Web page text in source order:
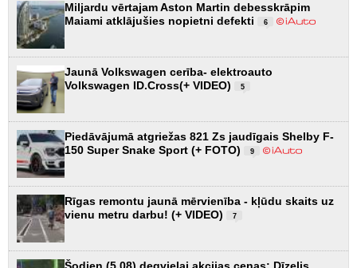
Miljardu vērtajam Aston Martin debesskrāpim
Maiami atklājušies nopietni defekti
6
Jaunā Volkswagen cerība- elektroauto
Volkswagen ID.Cross(+ VIDEO)
5
Piedāvājumā atgriežas 821 Zs jaudīgais Shelby F-
150 Super Snake Sport (+ FOTO)
9
Rīgas remontu jaunā mērvienība - kļūdu skaits uz
vienu metru darbu! (+ VIDEO)
7